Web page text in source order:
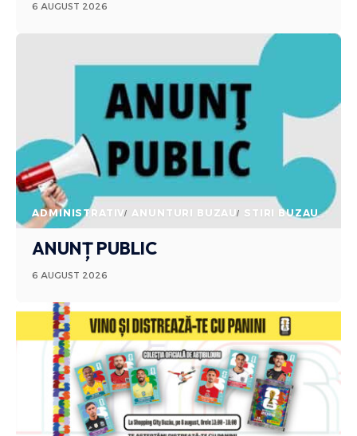
6 AUGUST 2026
ADMINISTRATIV ANUNTURI BUZAU STIRI BUZAU
ANUNȚ PUBLIC
6 AUGUST 2026